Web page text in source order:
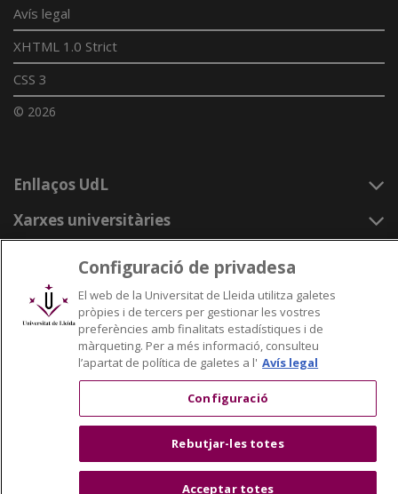
Avís legal
XHTML 1.0 Strict
CSS 3
© 2026
Enllaços UdL
Xarxes universitàries
Configuració de privadesa
El web de la Universitat de Lleida utilitza galetes
pròpies i de tercers per gestionar les vostres
preferències amb finalitats estadístiques i de
màrqueting. Per a més informació, consulteu
l’apartat de política de galetes a l' Avís legal
Configuració
Rebutjar-les totes
Acceptar totes